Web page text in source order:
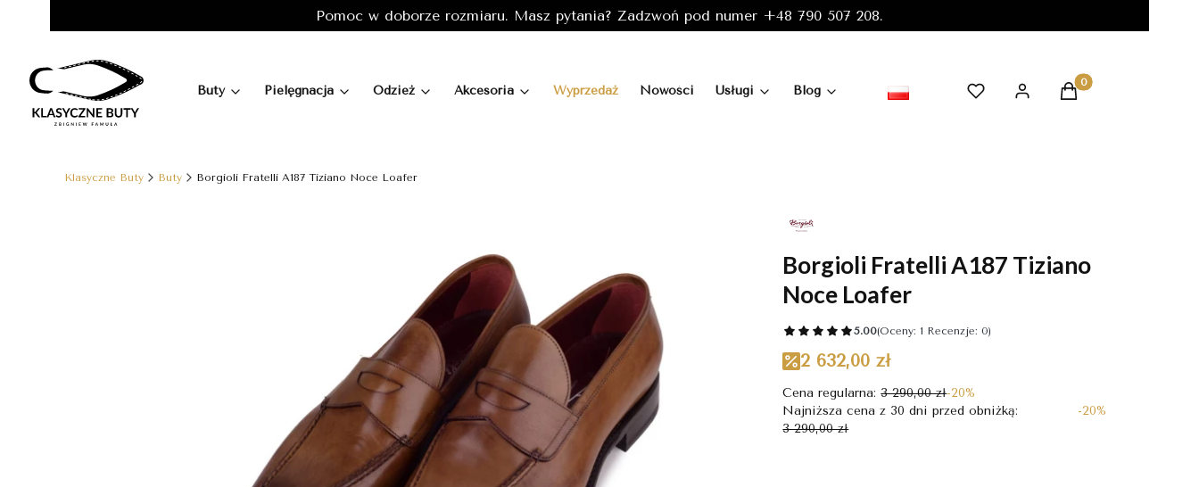
Pomoc w doborze rozmiaru. Masz pytania? Zadzwoń pod numer +48 790 507 208.
Buty Pielęgnacja Odzież Akcesoria Wyprzedaż Nowości Usługi Blog Produkty w
Klasyczne Buty Buty Borgioli Fratelli A187 Tiziano Noce Loafer
Borgioli Fratelli A187 Tiziano
Noce Loafer
5.00(Oceny: 1 Recenzje: 0)
2 632,00 zł
Cena regularna: 3 290,00 zł-20%
Najniższa cena z 30 dni przed obniżką:
3 290,00 zł
-20%